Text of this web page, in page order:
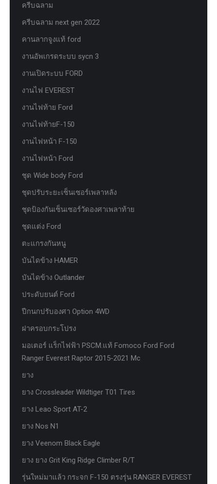
ครีบฉลาม
ครีบฉลาม next gen 2022
คานลากจูงแท้ ford
งานอัพเกรดระบบ sycn 3
งานเปิดระบบ FORD
งานไฟ EVEREST
งานไฟท้าย Ford
งานไฟท้ายF-150
งานไฟหน้า F-150
งานไฟหน้า Ford
ชุด Wide body Ford
ชุดปรับระยะเซ็นเซอร์เพลาหลัง
ชุดป้องกันเซ็นเซอร์วัดองศาเพลาท้าย
ชุดแต่ง Ford
ตะแกรงกันหนู
บันไดข้าง HAMER
บันไดข้าง Outlander
ประดับยนต์ Ford
ปีกนกปรับองศา Option 4WD
ฝาครอบกระโปรง
มอเตอร์ แร็กไฟฟ้า PSCM.แท้ Fomoco Ford Ford
Ranger Everest Raptor 2015-2021 Mc
ยาง
ยาง Crossleader Wildtiger T01 Tires
ยาง Leao Sport AT-2
ยาง Nos N1
ยาง Veenom Black Eagle
ยาง ยาง Grit King Ridge Climber R/T
รุ่นใหม่มาแล้ว กระจก F-150 ตรงรุ่น RANGER EVEREST